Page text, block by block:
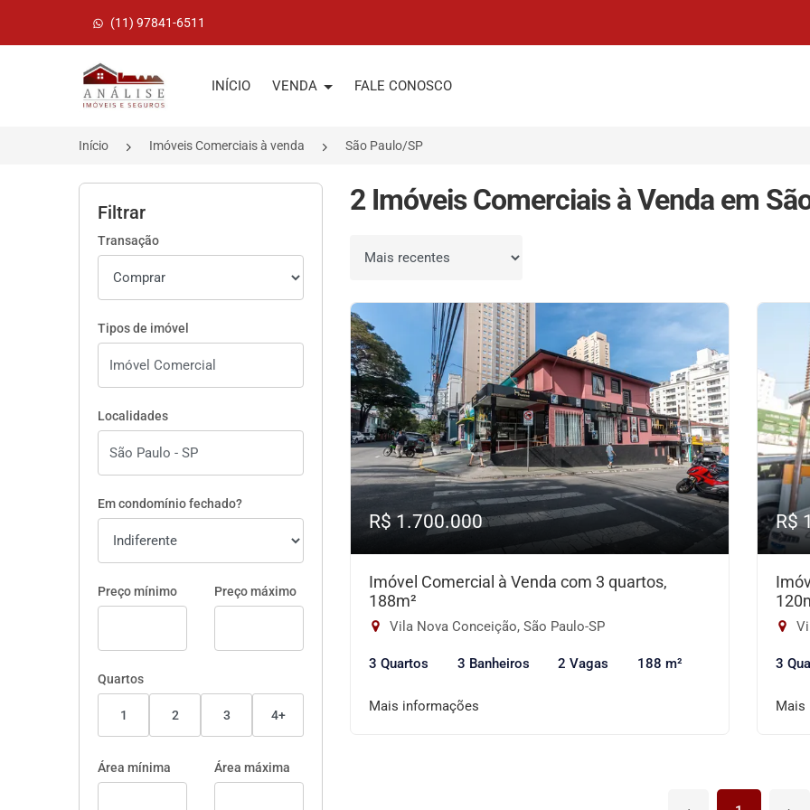
(11) 97841-6511
Página inicial
INÍCIO VENDA FALE CONOSCO
Início Imóveis Comerciais à venda São Paulo/SP
Filtrar
Transação
Tipos de imóvel
Localidades
Em condomínio fechado?
Preço mínimo Preço máximo
Quartos
1 2 3 4+
Área mínima Área máxima
2 Imóveis Comerciais à Venda em
Ordenar por
R$ 1.700.000
Imóvel Comercial à Venda com 3 quartos,
188m²
Vila Nova Conceição, São Paulo-SP
3 Quartos 3 Banheiros 2 Vagas 188 m²
Mais informações
R$
3
Mais